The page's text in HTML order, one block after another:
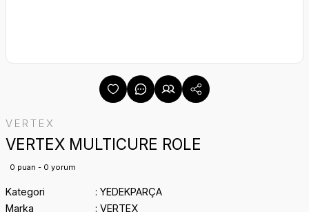
VERTEX
VERTEX MULTICURE ROLE
0 puan - 0 yorum
Kategori
YEDEKPARÇA
Marka
VERTEX